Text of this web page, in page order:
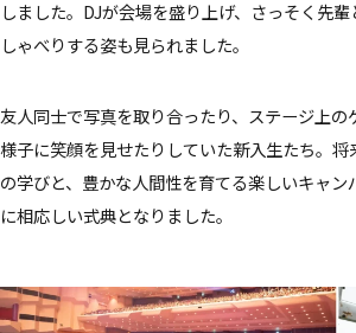
しました。DJが会場を盛り上げ、さっそく先
しゃべりする姿も見られました。
友人同士で写真を取り合ったり、ステージ上の
様子に笑顔を見せたりしていた新入生たち。将
の学びと、豊かな人間性を育てる楽しいキャン
に相応しい式典となりました。